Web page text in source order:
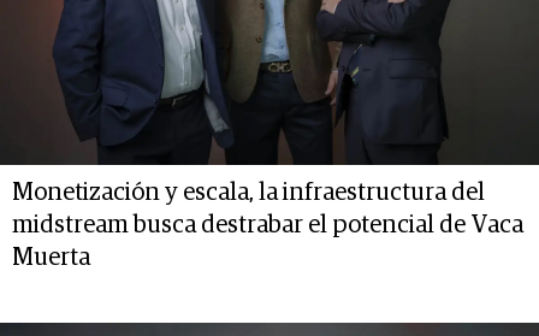
Monetización y escala, la infraestructura del
midstream busca destrabar el potencial de Vaca
Muerta